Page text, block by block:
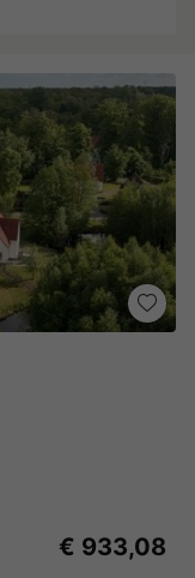
€ 933,08